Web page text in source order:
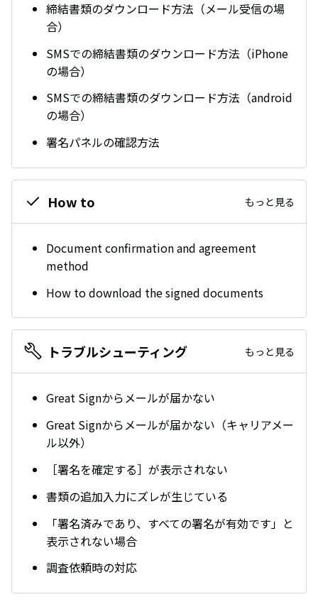
締結書類のダウンロード方法（メール受信の場
合）
SMSでの締結書類のダウンロード方法（iPhone
の場合）
SMSでの締結書類のダウンロード方法（android
の場合）
署名パネルの確認方法
How to もっと見る
Document confirmation and agreement
method
How to download the signed documents
トラブルシューティング もっと見る
Great Signからメールが届かない
Great Signからメールが届かない（キャリアメー
ル以外）
［署名を確定する］が表示されない
書類の追加入力にズレが生じている
「署名済みであり、すべての署名が有効です」と
表示されない場合
調査依頼時の対応